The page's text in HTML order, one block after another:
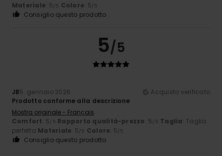
Materiale: 5 /5 Colore: 5 /5
Consiglio questo prodotto
5/5
JB5. gennaio 2026
Acquisto verificato
Prodotto conforme alla descrizione
Mostra originale - Français
Comfort: 5 /5 Rapporto qualità-prezzo: 5 /5 Taglia: Taglia
perfetta Materiale: 5 /5 Colore: 5 /5
Consiglio questo prodotto